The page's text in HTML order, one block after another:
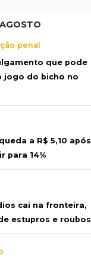
penal
que pode
jogo do bicho no
a R$ 5,10 após
para 14%
cai na fronteira,
estupros e roubos